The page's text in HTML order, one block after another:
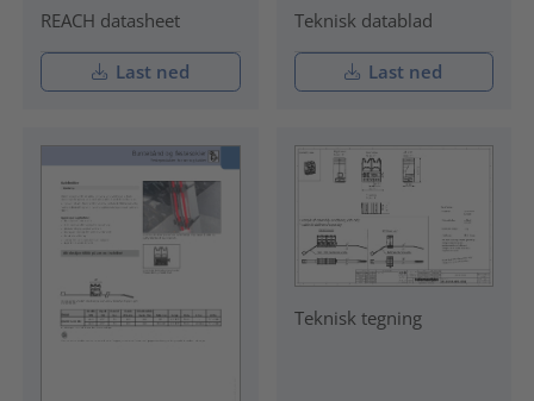
REACH datasheet
Last ned
Teknisk datablad
Last ned
Teknisk tegning